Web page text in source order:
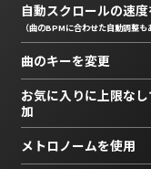
自動スクロールの速
（曲のBPMに合わせた自動調整も
曲のキーを変更
お気に入りに上限な
加
メトロノームを使用